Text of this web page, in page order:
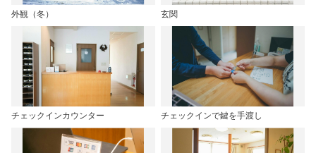
外観（冬） 玄関
チェックインカウンター チェックインで鍵を手渡し